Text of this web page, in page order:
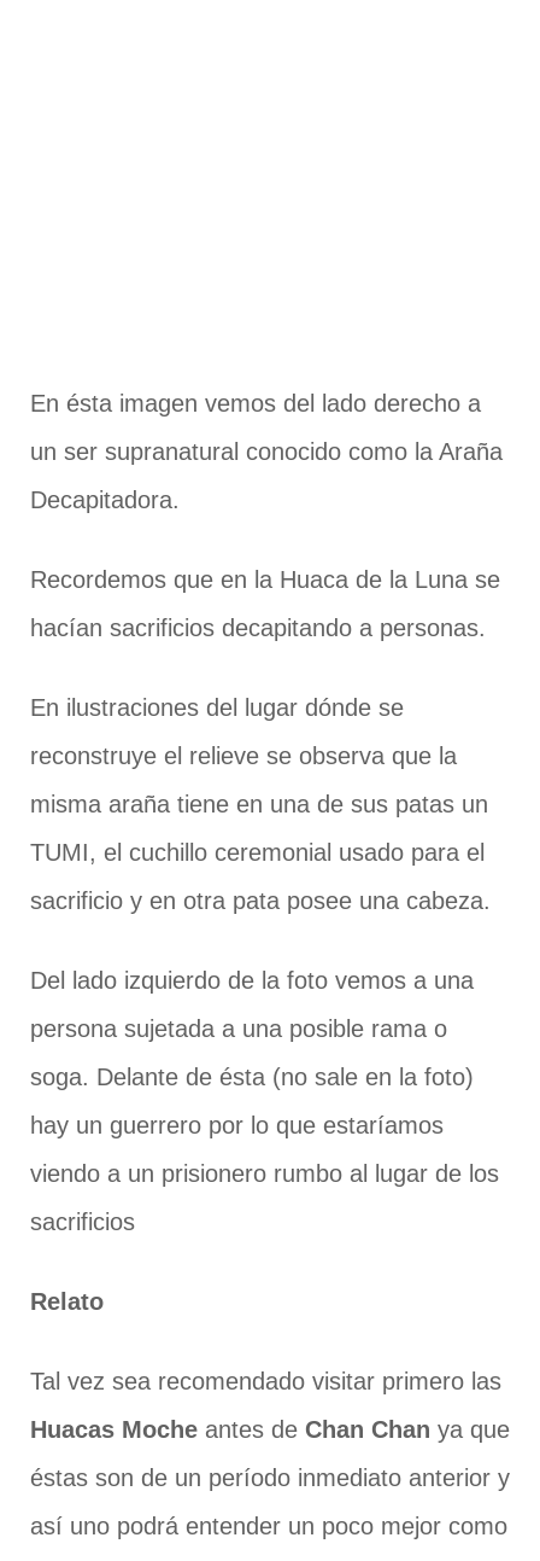
En ésta imagen vemos del lado derecho a
un ser supranatural conocido como la Araña
Decapitadora.
Recordemos que en la Huaca de la Luna se
hacían sacrificios decapitando a personas.
En ilustraciones del lugar dónde se
reconstruye el relieve se observa que la
misma araña tiene en una de sus patas un
TUMI, el cuchillo ceremonial usado para el
sacrificio y en otra pata posee una cabeza.
Del lado izquierdo de la foto vemos a una
persona sujetada a una posible rama o
soga. Delante de ésta (no sale en la foto)
hay un guerrero por lo que estaríamos
viendo a un prisionero rumbo al lugar de los
sacrificios
Relato
Tal vez sea recomendado visitar primero las
Huacas Moche antes de Chan Chan ya que
éstas son de un período inmediato anterior y
así uno podrá entender un poco mejor como